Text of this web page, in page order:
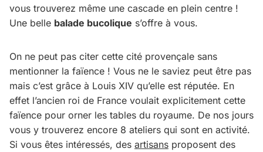
vous trouverez même une cascade en plein centre !
Une belle balade bucolique s’offre à vous.
On ne peut pas citer cette cité provençale sans
mentionner la faïence ! Vous ne le saviez peut être pas
mais c’est grâce à Louis XIV qu’elle est réputée. En
effet l’ancien roi de France voulait explicitement cette
faïence pour orner les tables du royaume. De nos jours
vous y trouverez encore 8 ateliers qui sont en activité.
Si vous êtes intéressés, des artisans proposent des